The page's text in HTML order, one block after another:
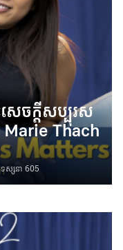
េចក្តីសប្បុរស
Marie Thach​
ស្សនា 605